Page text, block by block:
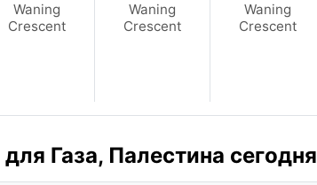
Waning
Crescent
Waning
Crescent
Waning
Crescent
Газа, Палестина сегодня